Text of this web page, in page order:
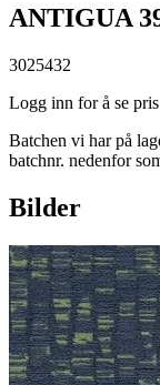
ANTIGUA
3025432
Logg inn for å se pris
Batchen vi har på
batchnr. nedenfor
Bilder